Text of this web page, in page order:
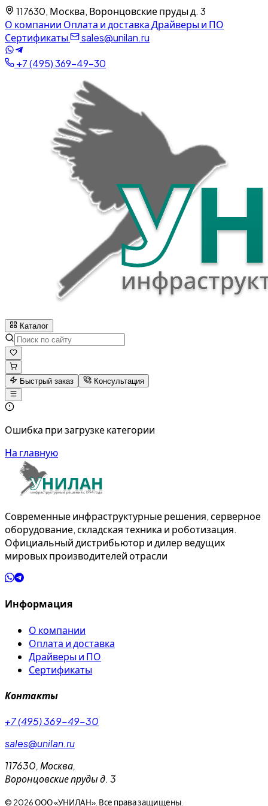
117630, Москва, Воронцовские пруды д. 3
О компании Оплата и доставкаДрайверы и ПО
Сертификаты
sales@unilan.ru
+7 (495) 369-49-30
Каталог
Быстрый заказ Консультация
Ошибка при загрузке категории
На главную
Современные инфраструктурные решения, серверное
оборудование, складская техника и роботизация.
Официальный дистрибьютор и дилер ведущих
мировых производителей отрасли
Информация
О компании
Оплата и доставка
Драйверы и ПО
Сертификаты
Контакты
+7 (495) 369-49-30
sales@unilan.ru
117630, Москва,
Воронцовские пруды д. 3
© 2026ООО «УНИЛАН». Все права защищены.